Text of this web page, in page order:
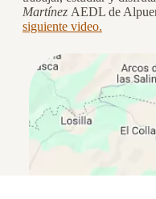
Martínez AEDL de
siguiente video.